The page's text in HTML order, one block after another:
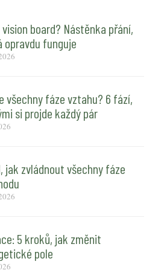
vision board? Nástěnka přání,
opravdu funguje
všechny fáze vztahu? 6 fází,
si projde každý pár
jak zvládnout všechny fáze
5 kroků, jak změnit
pole